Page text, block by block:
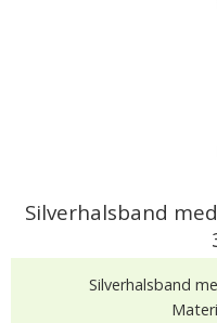
Silverhalsband
Silverhalsband